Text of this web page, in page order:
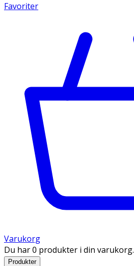
Favoriter
Varukorg
Du har 0 produkter i din varukorg.
Produkter